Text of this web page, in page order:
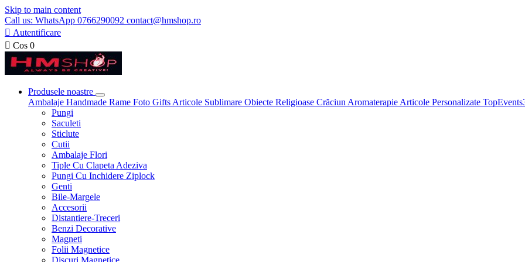
Skip to main content
Call us: WhatsApp 0766290092 contact@hmshop.ro
 Autentificare
 Cos 0
Produsele noastre
Ambalaje Handmade Rame Foto Gifts Articole Sublimare Obiecte Religioase Crăciun Aromaterapie Articole Personalizate
Pungi
Saculeti
Sticlute
Cutii
Ambalaje Flori
Tiple Cu Clapeta Adeziva
Pungi Cu Inchidere Ziplock
Genti
Bile-Margele
Accesorii
Distantiere-Treceri
Benzi Decorative
Magneti
Folii Magnetice
Discuri Magnetice